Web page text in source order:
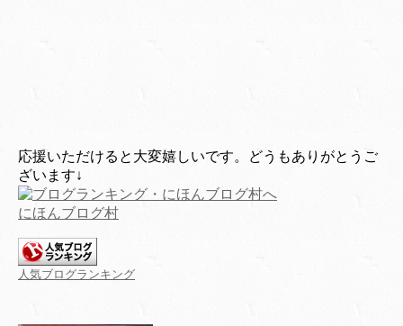
応援いただけると大変嬉しいです。どうもありがとうご
ざいます↓
にほんブログ村
人気ブログランキング